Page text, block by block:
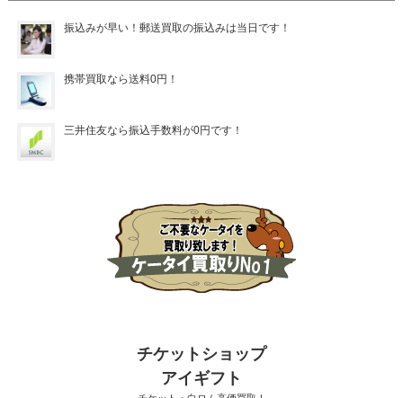
振込みが早い！郵送買取の振込みは当日です！
携帯買取なら送料0円！
三井住友なら振込手数料が0円です！
チケットショップ
アイギフト